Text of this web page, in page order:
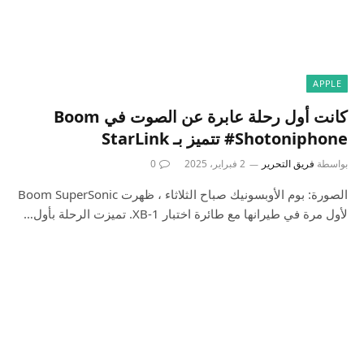
APPLE
كانت أول رحلة عابرة عن الصوت في Boom
#Shotoniphone تتميز بـ StarLink
بواسطة فريق التحرير 2 فبراير، 2025 0
الصورة: بوم الأوبسونيك صباح الثلاثاء ، ظهرت Boom SuperSonic
لأول مرة في طيرانها مع طائرة اختبار XB-1. تميزت الرحلة بأول…